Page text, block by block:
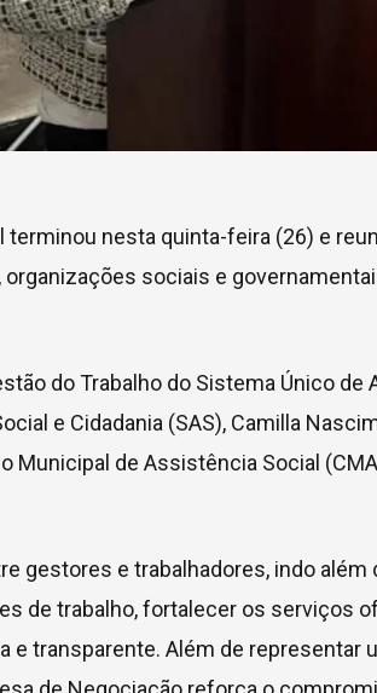
nesta quinta-feira (26) e
sociais e
do Trabalho do Sistema Único de
e Cidadania (SAS), Camilla
Municipal de Assistência Social
gestores e trabalhadores, indo além
de trabalho, fortalecer os serviços
e transparente. Além de representar